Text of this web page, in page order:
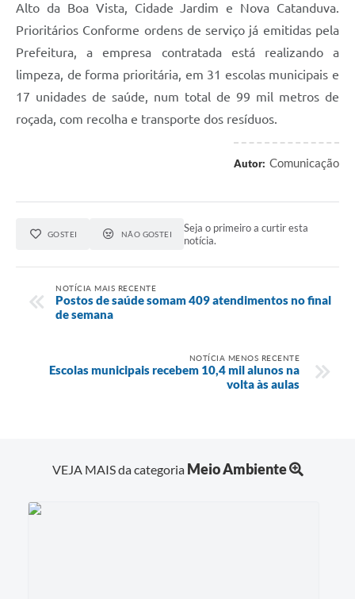
Alto da Boa Vista, Cidade Jardim e Nova Catanduva.
Prioritários Conforme ordens de serviço já emitidas pela
Prefeitura, a empresa contratada está realizando a
limpeza, de forma prioritária, em 31 escolas municipais e
17 unidades de saúde, num total de 99 mil metros de
roçada, com recolha e transporte dos resíduos.
Autor: Comunicação
GOSTEI NÃO GOSTEI
Seja o primeiro a curtir esta
notícia.
NOTÍCIA MAIS RECENTE
Postos de saúde somam 409 atendimentos no final
de semana
NOTÍCIA MENOS RECENTE
Escolas municipais recebem 10,4 mil alunos na
volta às aulas
VEJA MAIS da categoria Meio Ambiente